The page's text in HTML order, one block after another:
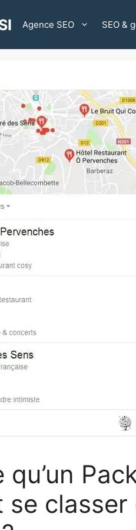
Agence SEO SEO &
qu’un
se classer